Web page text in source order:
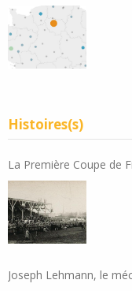
Histoires(s)
La Première Coupe de
Joseph Lehmann, le